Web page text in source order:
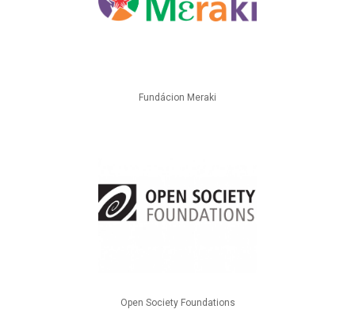
Fundácion Meraki
Open Society Foundations